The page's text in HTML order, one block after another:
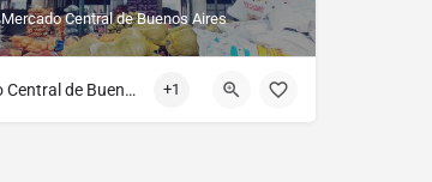
Mercado Central de Buenos Aires
Mercado Central de Buenos Aires +1